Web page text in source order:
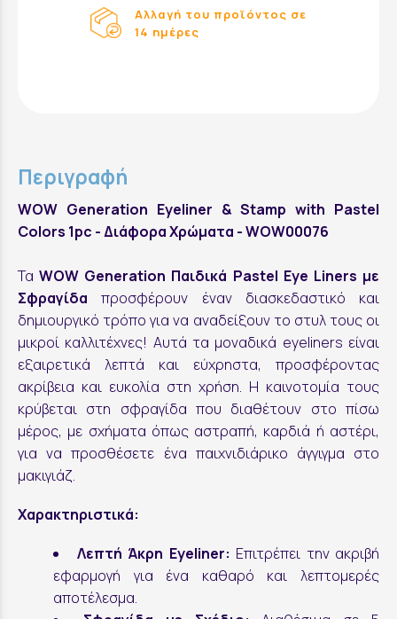
Αλλαγή του προϊόντος σε
14 ημέρες
Περιγραφή
WOW Generation Eyeliner & Stamp with Pastel
Colors 1pc - Διάφορα Χρώματα - WOW00076
Τα WOW Generation Παιδικά Pastel Eye Liners με
Σφραγίδα
προσφέρουν έναν διασκεδαστικό και
δημιουργικό τρόπο για να αναδείξουν το στυλ τους οι
μικροί καλλιτέχνες! Αυτά τα μοναδικά eyeliners είναι
εξαιρετικά λεπτά και εύχρηστα, προσφέροντας
ακρίβεια και ευκολία στη χρήση. Η καινοτομία τους
κρύβεται στη σφραγίδα που διαθέτουν στο πίσω
μέρος, με σχήματα όπως αστραπή, καρδιά ή αστέρι,
για να προσθέσετε ένα παιχνιδιάρικο άγγιγμα στο
μακιγιάζ.
Χαρακτηριστικά:
Λεπτή Άκρη Eyeliner: Επιτρέπει την ακριβή
εφαρμογή για ένα καθαρό και λεπτομερές
αποτέλεσμα.